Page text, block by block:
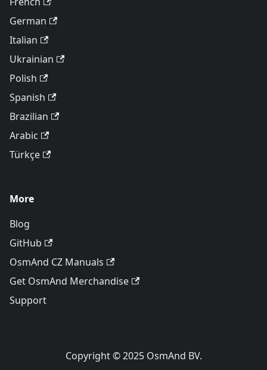
German
Italian
Ukrainian
Polish
Spanish
Brazilian
Arabic
Türkçe
More
Blog
GitHub
OsmAnd CZ Manuals
Get OsmAnd Merchandise
Support
Copyright © 2025 OsmAnd BV.